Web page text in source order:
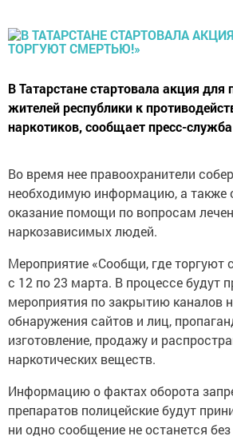
В Татарстане стартовала акция для
жителей республики к
наркотиков, сообщает пресс-
Во время нее правоохранители
необходимую информацию, а также
оказание помощи по вопросам
наркозависимых людей.
Мероприятие «Сообщи, где торгуют
с 12 по 23 марта. В процессе будут
мероприятия по закрытию каналов
обнаружения сайтов и лиц,
изготовление, продажу и
наркотических веществ.
Информацию о фактах оборота
препаратов полицейские будут
ни одно сообщение не останется